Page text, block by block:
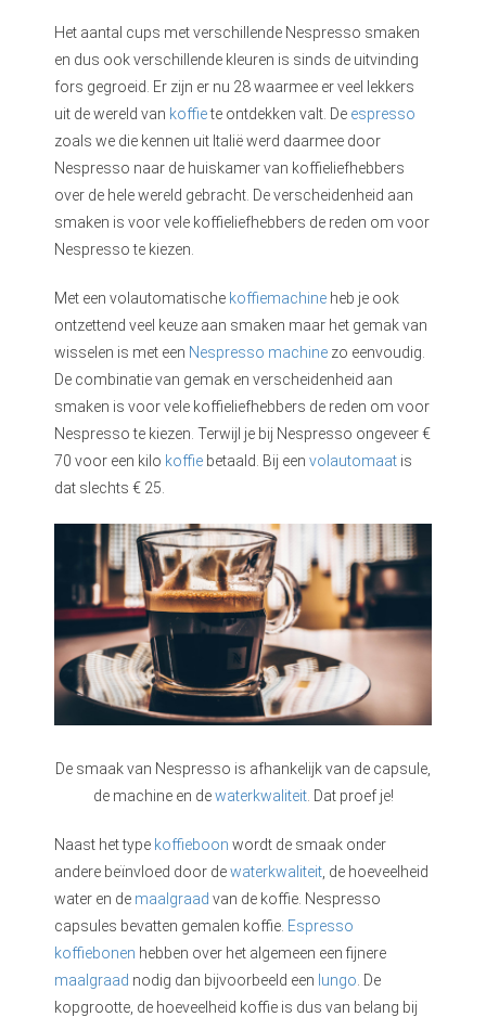
Het aantal cups met verschillende Nespresso smaken
en dus ook verschillende kleuren is sinds de uitvinding
fors gegroeid. Er zijn er nu 28 waarmee er veel lekkers
uit de wereld van koffiete ontdekken valt. De espresso
zoals we die kennen uit Italië werd daarmee door
Nespresso naar de huiskamer van koffieliefhebbers
over de hele wereld gebracht. De verscheidenheid aan
smaken is voor vele koffieliefhebbers de reden om voor
Nespresso te kiezen.
Met een volautomatische koffiemachine heb je ook
ontzettend veel keuze aan smaken maar het gemak van
wisselen is met een Nespresso machine zo eenvoudig.
De combinatie van gemak en verscheidenheid aan
smaken is voor vele koffieliefhebbers de reden om voor
Nespresso te kiezen. Terwijl je bij Nespresso ongeveer €
70 voor een kilo koffie betaald. Bij een volautomaat is
dat slechts € 25.
De smaak van Nespresso is afhankelijk van de capsule,
de machine en dewaterkwaliteit. Dat proef je!
Naast het type koffieboon wordt de smaak onder
andere beïnvloed door dewaterkwaliteit , de hoeveelheid
water en de maalgraad van de koffie. Nespresso
capsules bevatten gemalen koffie. Espresso
koffiebonen hebben over het algemeen een fijnere
maalgraad nodig dan bijvoorbeeld een lungo . De
kopgrootte, de hoeveelheid koffie is dus van belang bij